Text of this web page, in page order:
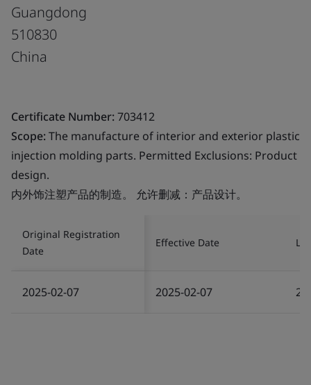
Guangdong
510830
China
Certificate Number:703412
Scope:The manufacture of interior and exterior plastic
injection molding parts. Permitted Exclusions: Product
design.
内外饰注塑产品的制造。 允许删减：产品设计。
Original Registration
Date
Effective Date
2025-02-07 2025-02-07